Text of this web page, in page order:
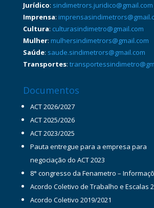
Jurídico: sindimetrors.juridico@gmail.com
Imprensa:
Cultura: culturasindimetro@gmail.com
Mulher: mulhersindimetrors@gmail.com
Saúde: saude.sindimetrors@gmail.com
Transportes:
Documentos
ACT 2026/2027
ACT 2025/2026
ACT 2023/2025
Pauta entregue para a empresa para
negociação do ACT 2023
8° congresso da Fenametro –
Acordo Coletivo de Trabalho e Escalas
Acordo Coletivo 2019/2021